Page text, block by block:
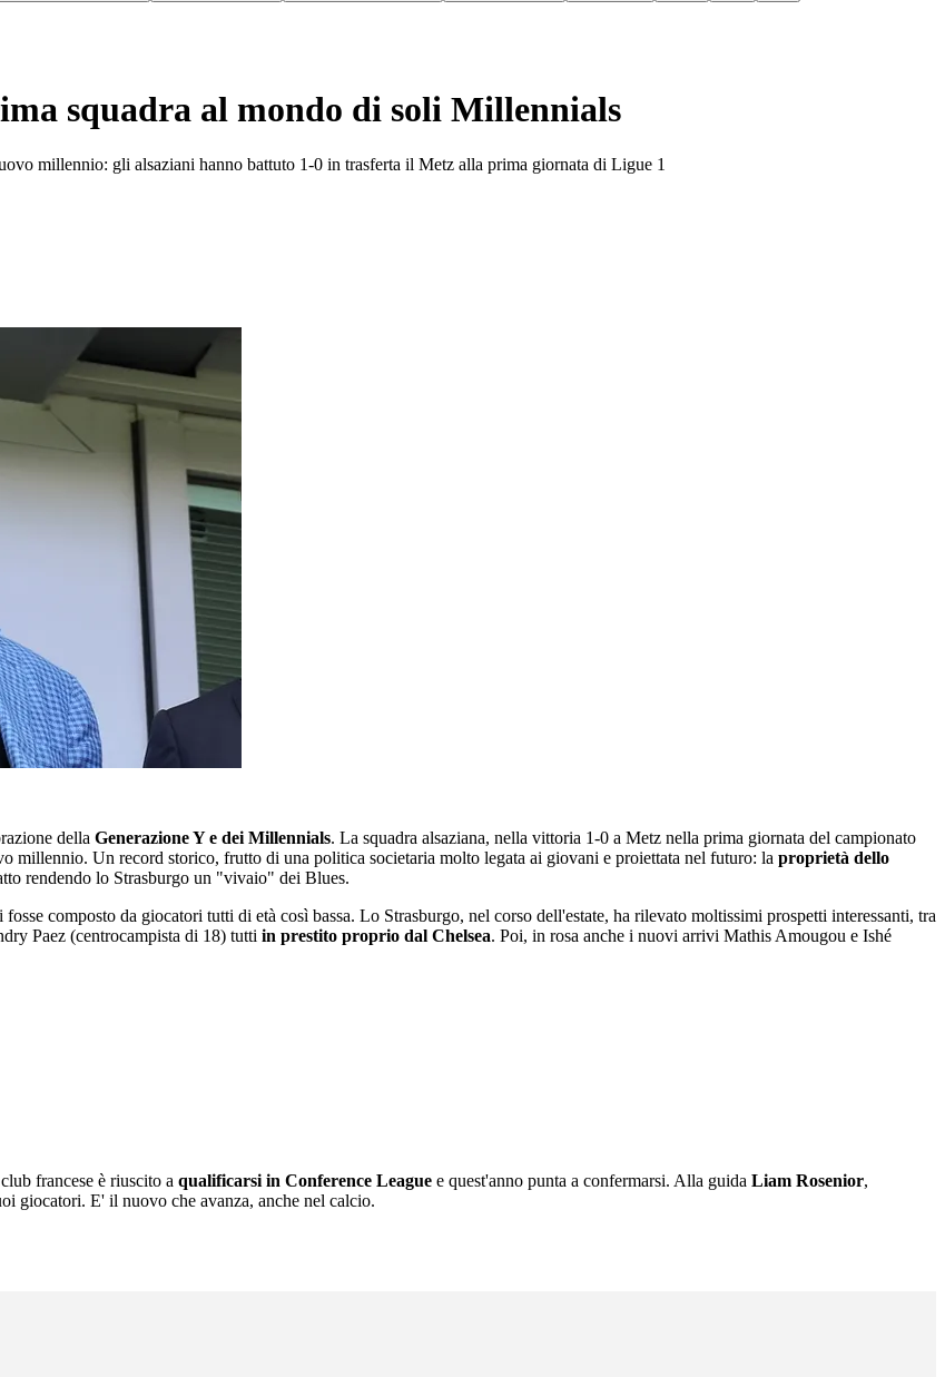
squadra al mondo di soli Millennials
millennio: gli alsaziani hanno battuto 1-0 in trasferta il Metz alla prima giornata di Ligue 1
della Generazione Y e dei Millennials. La squadra alsaziana, nella vittoria 1-0 a Metz nella prima giornata del campionato
millennio. Un record storico, frutto di una politica societaria molto legata ai giovani e proiettata nel futuro: la proprietà dello
rendendo lo Strasburgo un "vivaio" dei Blues.
composto da giocatori tutti di età così bassa. Lo Strasburgo, nel corso dell'estate, ha rilevato moltissimi prospetti interessanti, tra
Paez (centrocampista di 18) tutti in prestito proprio dal Chelsea. Poi, in rosa anche i nuovi arrivi Mathis Amougou e Ishé
francese è riuscito a qualificarsi in Conference League e quest'anno punta a confermarsi. Alla guida Liam Rosenior,
giocatori. E' il nuovo che avanza, anche nel calcio.